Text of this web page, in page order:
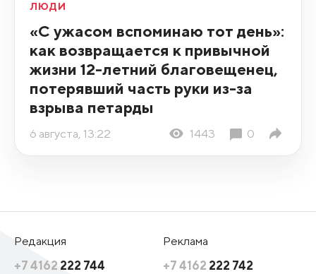
ЛЮДИ
«С ужасом вспоминаю тот день»:
как возвращается к привычной
жизни 12-летний благовещенец,
потерявший часть руки из-за
взрыва петарды
6 августа, 13:22 1443 0
Редакция
+7 4162 222 744
Реклама
+7 4162 222 742